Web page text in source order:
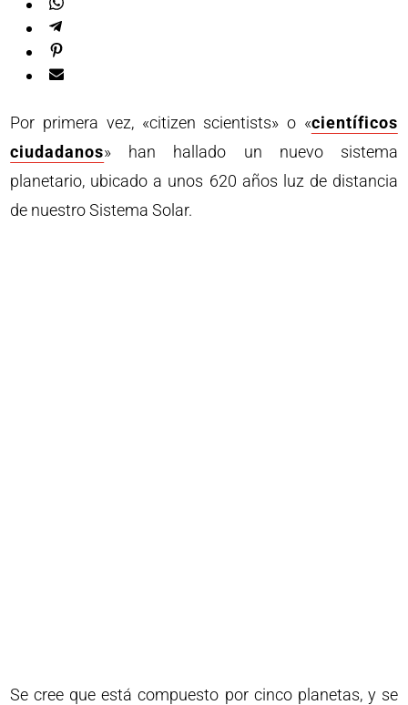
Por primera vez, «citizen scientists» o «científicos
ciudadanos» han hallado un nuevo sistema
planetario, ubicado a unos 620 años luz de distancia
de nuestro Sistema Solar.
Se cree que está compuesto por cinco planetas, y se